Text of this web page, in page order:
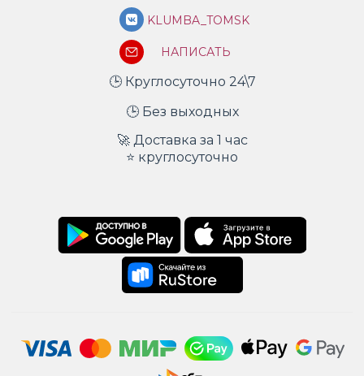
KLUMBA_TOMSK
НАПИСАТЬ
🕒 Круглосуточно 24\7
🕒 Без выходных
🚀 Доставка за 1 час
⭐ круглосуточно